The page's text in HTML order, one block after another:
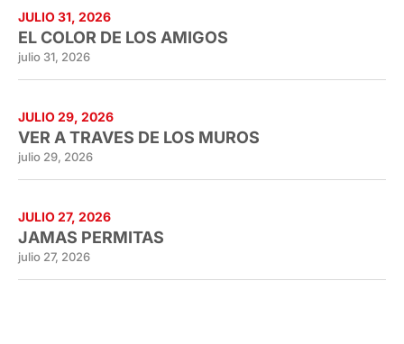
JULIO 31, 2026
EL COLOR DE LOS AMIGOS
julio 31, 2026
JULIO 29, 2026
VER A TRAVES DE LOS MUROS
julio 29, 2026
JULIO 27, 2026
JAMAS PERMITAS
julio 27, 2026